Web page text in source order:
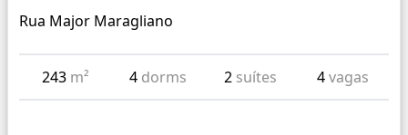
Rua Major Maragliano
243 m² 4 dorms 2 suítes 4vagas